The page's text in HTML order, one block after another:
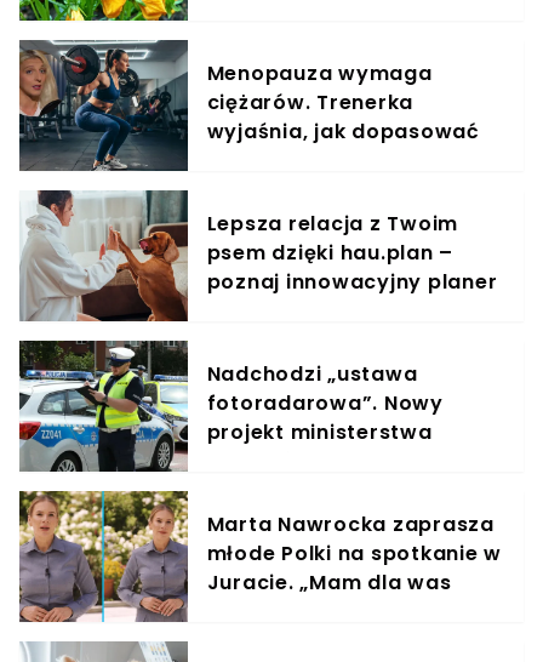
Menopauza wymaga
ciężarów. Trenerka
wyjaśnia, jak dopasować
Lepsza relacja z Twoim
psem dzięki hau.plan –
poznaj innowacyjny planer
Nadchodzi „ustawa
fotoradarowa”. Nowy
projekt ministerstwa
Marta Nawrocka zaprasza
młode Polki na spotkanie w
Juracie. „Mam dla was